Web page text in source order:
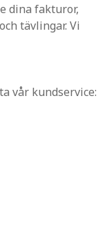
dina fakturor,
tävlingar. Vi
vår kundservice: